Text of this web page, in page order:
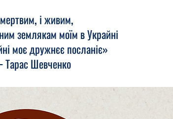
і живим,
землякам моїм в Украйні
моє дружнєє посланіє»
Шевченко